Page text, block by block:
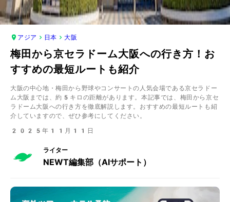
アジア 日本 大阪
梅田から京セラドーム大阪への行き方！お
すすめの最短ルートも紹介
大阪の中心地・梅田から野球やコンサートの人気会場である京セラドー
ム大阪までは、約5キロの距離があります。本記事では、梅田から京セ
ラドーム大阪への行き方を徹底解説します。おすすめの最短ルートも紹
介していますので、ぜひ参考にしてください。
2025年11月11日
ライター
NEWT編集部（AIサポート）